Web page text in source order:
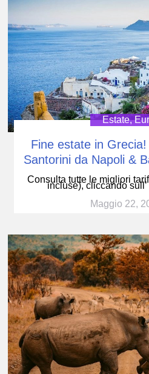
Estate,
Fine estate in
Santorini da Napoli &
Consulta tutte le migliori
incluse), cliccando
Maggio 22,